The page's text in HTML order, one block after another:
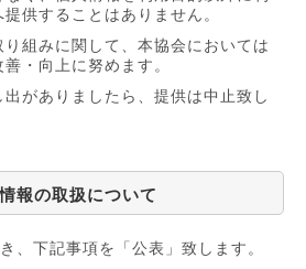
供することはありません。
組みに関して、本協会においては
・向上に努めます。
がありましたら、提供は中止致し
報の取扱について
、下記事項を「公表」致します。